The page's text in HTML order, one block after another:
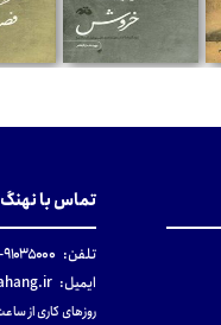
تماس با نهنگ
تلفن: ۹۱۰۳۵۰۰۰-۰۲۱
ایمیل:
روزهای کاری از ساعت ۹ صبح تا ۵